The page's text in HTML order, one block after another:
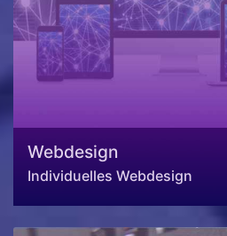
Webdesign
Individuelles Webdesign